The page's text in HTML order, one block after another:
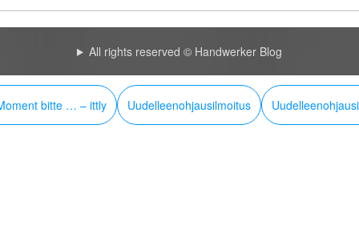
All rights reserved © Handwerker Blog
bitte … – ittly Uudelleenohjausilmoitus